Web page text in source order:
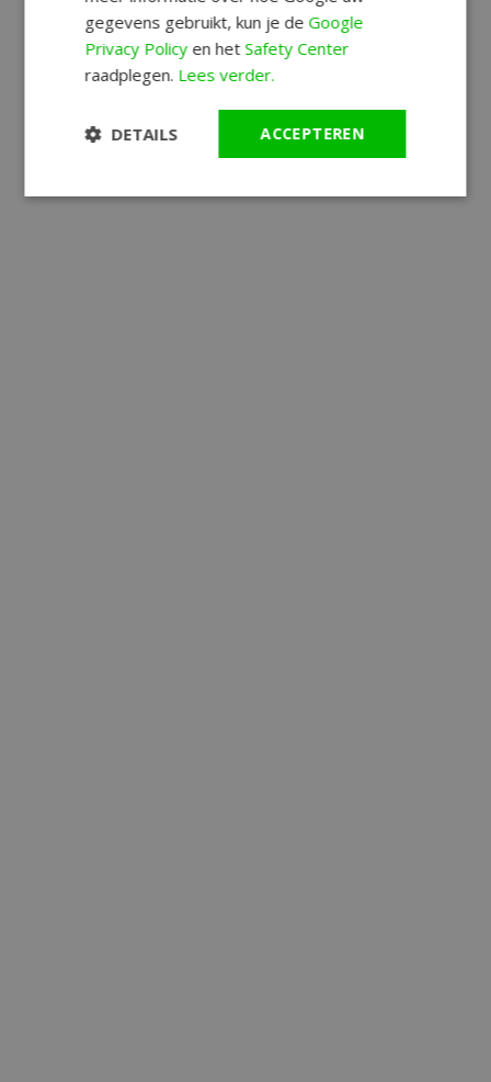
gegevens gebruikt, kun je deGoogle
Privacy Policyen hetSafety Center
raadplegen. Lees verder.
ACCEPTEREN
DETAILS